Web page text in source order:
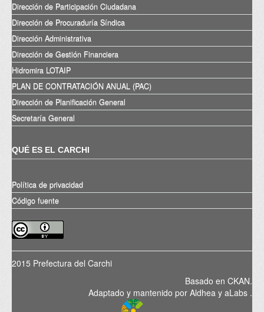
Dirección de Participación Ciudadana
Dirección de Procuraduría Síndica
Dirección Administrativa
Dirección de Gestión Financiera
Hidromira LOTAIP
PLAN DE CONTRATACIÓN ANUAL (PAC)
Dirección de Planificación General
Secretaría General
QUÉ ES EL CARCHI
Política de privacidad
Código fuente
2015 Prefectura del Carchi
Basado en CKAN.
Adaptado y mantenido por Aldhea y aLabs .